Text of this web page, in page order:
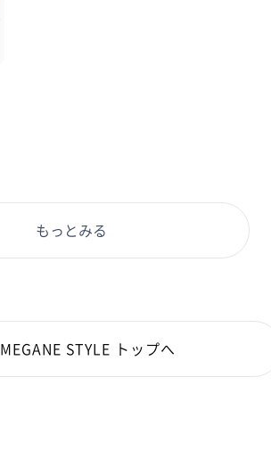
もっとみる
MEGANE STYLE トップへ